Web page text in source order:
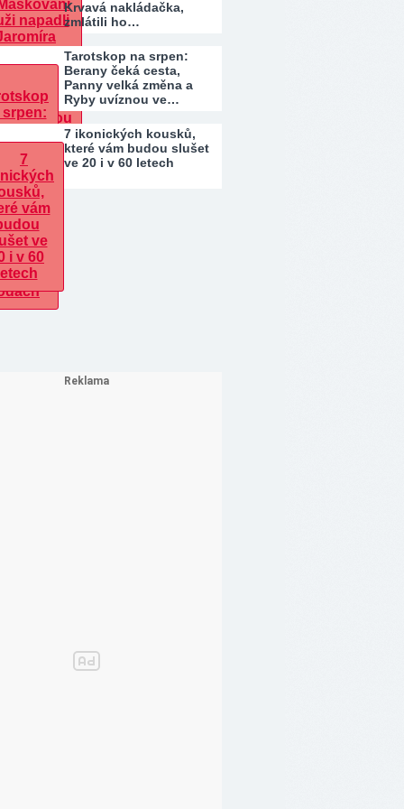
Krvavá nakládačka,
zmlátili ho…
Tarotskop na srpen:
Berany čeká cesta,
Panny velká změna a
Ryby uvíznou ve…
7 ikonických kousků,
které vám budou slušet
ve 20 i v 60 letech